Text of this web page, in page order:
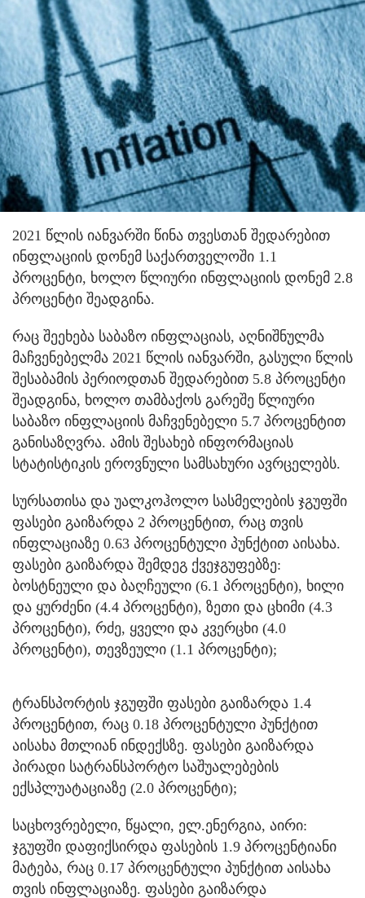
2021 წლის იანვარში წინა თვესთან შედარებით
ინფლაციის დონემ საქართველოში 1.1
პროცენტი, ხოლო წლიური ინფლაციის დონემ 2.8
პროცენტი შეადგინა.
რაც შეეხება საბაზო ინფლაციას, აღნიშნულმა
მაჩვენებელმა 2021 წლის იანვარში, გასული წლის
შესაბამის პერიოდთან შედარებით 5.8 პროცენტი
შეადგინა, ხოლო თამბაქოს გარეშე წლიური
საბაზო ინფლაციის მაჩვენებელი 5.7 პროცენტით
განისაზღვრა. ამის შესახებ ინფორმაციას
სტატისტიკის ეროვნული სამსახური ავრცელებს.
სურსათისა და უალკოჰოლო სასმელების ჯგუფში
ფასები გაიზარდა 2 პროცენტით, რაც თვის
ინფლაციაზე 0.63 პროცენტული პუნქტით აისახა.
ფასები გაიზარდა შემდეგ ქვეჯგუფებზე:
ბოსტნეული და ბაღჩეული (6.1 პროცენტი), ხილი
და ყურძენი (4.4 პროცენტი), ზეთი და ცხიმი (4.3
პროცენტი), რძე, ყველი და კვერცხი (4.0
პროცენტი), თევზეული (1.1 პროცენტი);
ტრანსპორტის ჯგუფში ფასები გაიზარდა 1.4
პროცენტით, რაც 0.18 პროცენტული პუნქტით
აისახა მთლიან ინდექსზე. ფასები გაიზარდა
პირადი სატრანსპორტო საშუალებების
ექსპლუატაციაზე (2.0 პროცენტი);
საცხოვრებელი, წყალი, ელ.ენერგია, აირი:
ჯგუფში დაფიქსირდა ფასების 1.9 პროცენტიანი
მატება, რაც 0.17 პროცენტული პუნქტით აისახა
თვის ინფლაციაზე. ფასები გაიზარდა